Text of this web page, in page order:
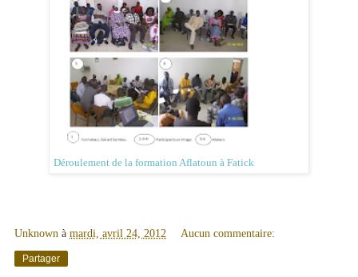
Déroulement de la formation Aflatoun à Fatick
Unknown à mardi, avril 24, 2012 Aucun commentaire:
Partager